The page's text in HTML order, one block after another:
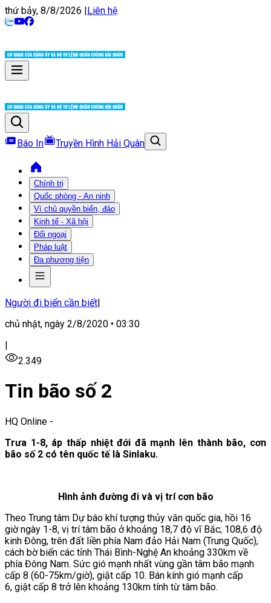
thứ bảy, 8/8/2026 |Liên hệ
Báo In Truyền Hình Hải Quân
Chính trị
Quốc phòng - An ninh
Vì chủ quyền biển, đảo
Kinh tế - Xã hội
Đối ngoại
Pháp luật
Đa phương tiện
Người đi biển cần biết|
chủ nhật, ngày 2/8/2020 • 03:30
|
2.349
Tin bão số 2
HQ Online -
Trưa 1-8, áp thấp nhiệt đới đã mạnh lên thành bão, cơn
bão số 2 có tên quốc tế là Sinlaku.
Hình ảnh đường đi và vị trí cơn bão
Theo Trung tâm Dự báo khí tượng thủy văn quốc gia, hồi 16
giờ ngày 1-8, vị trí tâm bão ở khoảng 18,7 độ vĩ Bắc; 108,6 độ
kinh Đông, trên đất liền phía Nam đảo Hải Nam (Trung Quốc),
cách bờ biển các tỉnh Thái Bình-Nghệ An khoảng 330km về
phía Đông Nam. Sức gió mạnh nhất vùng gần tâm bão mạnh
cấp 8 (60-75km/giờ), giật cấp 10. Bán kính gió mạnh cấp
6, giật cấp 8 trở lên khoảng 130km tính từ tâm bão.